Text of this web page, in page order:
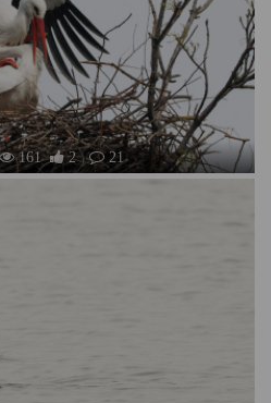
161 2 21